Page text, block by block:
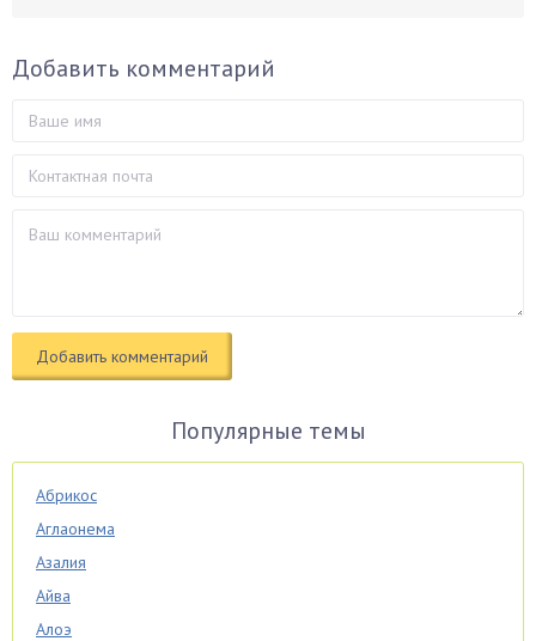
Добавить комментарий
Популярные темы
Абрикос
Аглаонема
Азалия
Айва
Алоэ